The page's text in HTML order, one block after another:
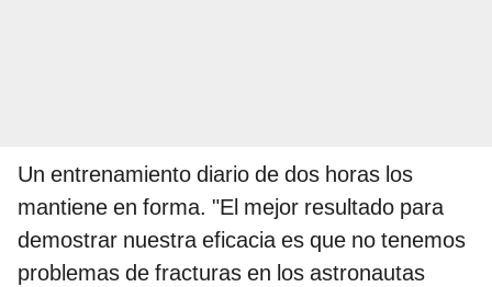
Un entrenamiento diario de dos horas los
mantiene en forma. "El mejor resultado para
demostrar nuestra eficacia es que no tenemos
problemas de fracturas en los astronautas